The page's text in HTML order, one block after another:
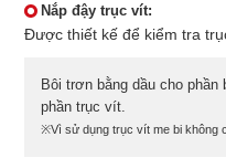
Nắp đậy trục vít:
Được thiết kế để kiểm tra
Bôi trơn bằng dầu cho
phần trục vít.
※Vì sử dụng trục vít me bi không